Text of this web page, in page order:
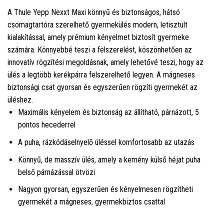
A Thule Yepp Nexxt Maxi könnyű és biztonságos, hátsó
csomagtartóra szerelhető gyermekülés modern, letisztult
kialakítással, amely prémium kényelmet biztosít gyermeke
számára. Könnyebbé teszi a felszerelést, köszönhetően az
innovatív rögzítési megoldásnak, amely lehetővé teszi, hogy az
ülés a legtöbb kerékpárra felszerelhető legyen. A mágneses
biztonsági csat gyorsan és egyszerűen rögzíti gyermekét az
üléshez.
Maximális kényelem és biztonság az állítható, párnázott, 5
pontos hecederrel
A puha, rázkódáselnyelő üléssel komfortosabb az utazás
Könnyű, de masszív ülés, amely a kemény külső héjat puha
belső párnázással ötvözi
Nagyon gyorsan, egyszerűen és kényelmesen rögzítheti
gyermekét a mágneses, gyermekbiztos csattal